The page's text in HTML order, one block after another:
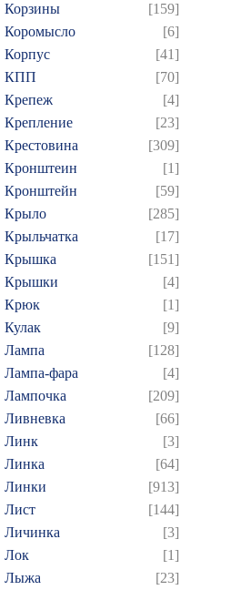
Корзины
[159]
Коромысло
[6]
Корпус
[41]
КПП
[70]
Крепеж
[4]
Крепление
[23]
Крестовина
[309]
Кронштеин
[1]
Кронштейн
[59]
Крыло
[285]
Крыльчатка
[17]
Крышка
[151]
Крышки
[4]
Крюк
[1]
Кулак
[9]
Лампа
[128]
Лампа-фара
[4]
Лампочка
[209]
Ливневка
[66]
Линк
[3]
Линка
[64]
Линки
[913]
Лист
[144]
Личинка
[3]
Лок
[1]
Лыжа
[23]